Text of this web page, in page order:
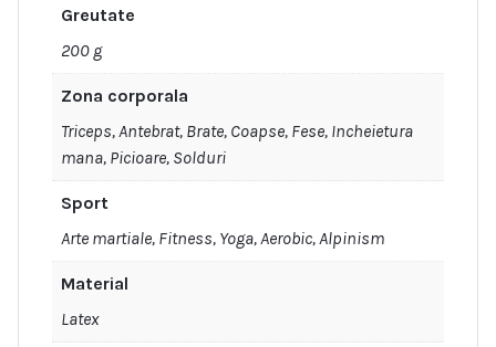
Greutate
200 g
Zona corporala
Triceps, Antebrat, Brate, Coapse, Fese, Incheietura
mana, Picioare, Solduri
Sport
Arte martiale, Fitness, Yoga, Aerobic, Alpinism
Material
Latex